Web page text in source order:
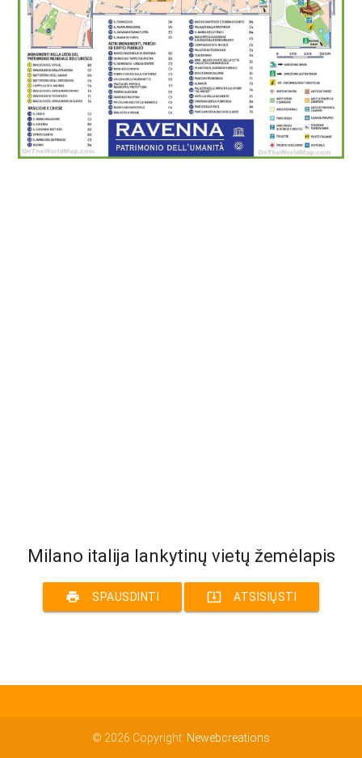
Milano italija lankytinų vietų žemėlapis
print SPAUSDINTI system_update_alt ATSISIŲSTI
© 2026 Copyright: Newebcreations